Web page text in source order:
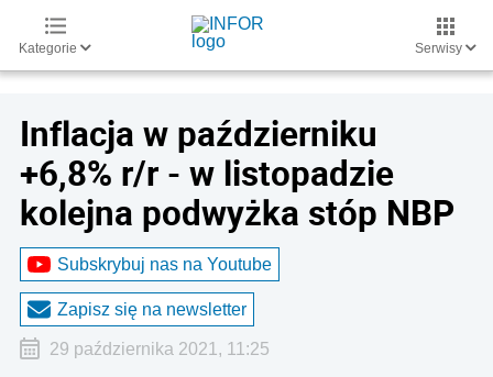
Kategorie Serwisy
Inflacja w październiku
+6,8% r/r - w listopadzie
kolejna podwyżka stóp NBP
Subskrybuj nas na Youtube
Zapisz się na newsletter
29 października 2021, 11:25